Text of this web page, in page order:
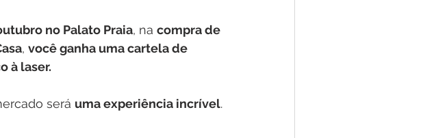
no Palato Praia, na compra de
, você ganha uma cartela de
à laser.
será uma experiência incrível.